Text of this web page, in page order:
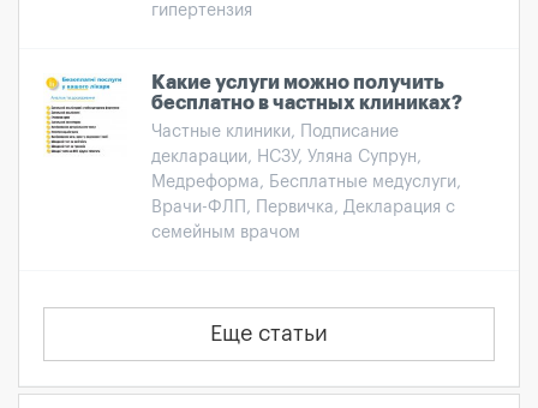
гипертензия
Какие услуги можно получить
бесплатно в частных клиниках?
Частные клиники, Подписание
декларации, НСЗУ, Уляна Супрун,
Медреформа, Бесплатные медуслуги,
Врачи-ФЛП, Первичка, Декларация с
семейным врачом
Еще статьи